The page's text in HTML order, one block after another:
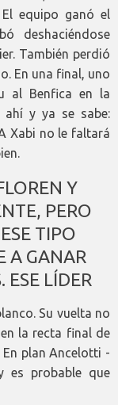
equipo ganó el
deshaciéndose
También perdió
En una final, uno
al Benfica en la
ahí y ya se sabe:
Xabi no le faltará
Y
PERO
TIPO
A GANAR
ESE LÍDER
Su vuelta no
la recta final de
En plan Ancelotti -
es probable que